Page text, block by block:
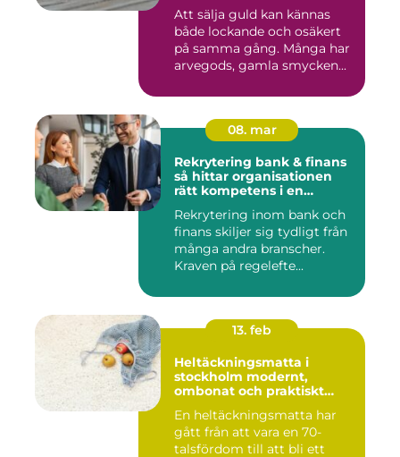
Att sälja guld kan kännas
både lockande och osäkert
på samma gång. Många har
arvegods, gamla smycken...
08. mar
Rekrytering bank & finans
så hittar organisationen
rätt kompetens i en
Rekrytering inom bank och
finans skiljer sig tydligt från
många andra branscher.
Kraven på regelefte...
13. feb
Heltäckningsmatta i
stockholm modernt,
ombonat och praktiskt
En heltäckningsmatta har
gått från att vara en 70-
talsfördom till att bli ett